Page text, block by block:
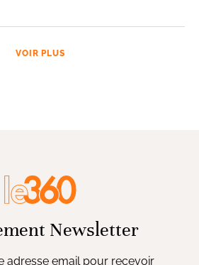
VOIR PLUS
Newsletter
adresse email pour recevoir